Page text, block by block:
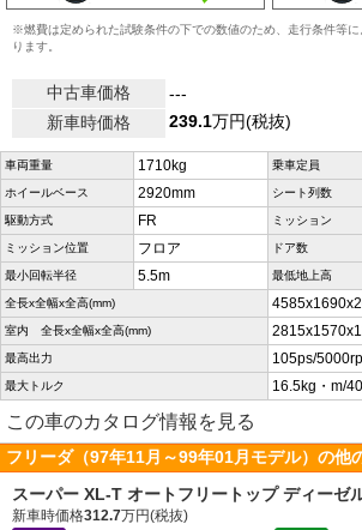
※燃費は定められた試験条件の下での数値のため、走行条件等
ります。
中古車価格
---
新車時価格
239.1万円(税抜)
車両重量 1710kg 乗車定員
ホイールベース 2920mm シート列数
駆動方式 FR ミッション
ミッション位置 フロア ドア数
最小回転半径 5.5m 最低地上高
全長x全幅x全高(mm)
室内 全長x全幅x全高(mm)
最高出力 105ps/
最大トルク 16.5kg・m/
この車のカタログ情報を見る
フリーダ（97年11月～99年01月モデル）の他
スーパー XL-T オートフリートップ ディーゼ
新車時価格312.7万円(税抜)